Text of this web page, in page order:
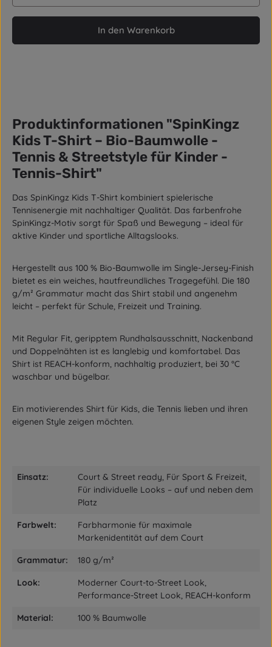
In den Warenkorb
Produktinformationen "SpinKingz
Kids T-Shirt – Bio-Baumwolle -
Tennis & Streetstyle für Kinder -
Tennis-Shirt"
Das SpinKingz Kids T-Shirt kombiniert spielerische
Tennisenergie mit nachhaltiger Qualität. Das farbenfrohe
SpinKingz-Motiv sorgt für Spaß und Bewegung – ideal für
aktive Kinder und sportliche Alltagslooks.
Hergestellt aus 100 % Bio-Baumwolle im Single-Jersey-Finish
bietet es ein weiches, hautfreundliches Tragegefühl. Die 180
g/m² Grammatur macht das Shirt stabil und angenehm
leicht – perfekt für Schule, Freizeit und Training.
Mit Regular Fit geripptem Rundhalsausschnitt Nackenband
und Doppelnähten ist es langlebig und komfortabel. Das
Shirt ist REACH-konform , nachhaltig produziert, bei 30 °C
waschbar und bügelbar.
Ein motivierendes Shirt für Kids, die Tennis lieben und ihren
eigenen Style zeigen möchten.
Einsatz:
Court & Street ready, Für Sport & Freizeit,
Für individuelle Looks – auf und neben dem
Platz
Farbwelt:
Farbharmonie für maximale
Markenidentität auf dem Court
Grammatur: 180 g/m²
Look:
Moderner Court-to-Street Look,
Performance-Street Look, REACH-konform
Material: 100 % Baumwolle